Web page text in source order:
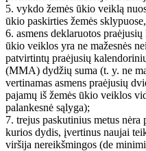
5. vykdo žemės ūkio veiklą
ūkio paskirties žemės
6. asmens deklaruotos
ūkio veiklos yra ne mažesnės
patvirtintų praėjusių
(MMA) dydžių suma (t. y. ne
vertinamas asmens praėjusių
pajamų iš žemės ūkio veiklos
palankesnė sąlyga);
7. trejus paskutinius metus nėra
kurios dydis, įvertinus naujai
viršija nereikšmingos (de